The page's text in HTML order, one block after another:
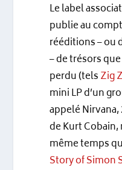
Le label
publie au
rééditions – ou
– de trésors
perdu (telsZig
mini LP d’un
appelé Nirvana,
de Kurt
même temps
Story of Simon